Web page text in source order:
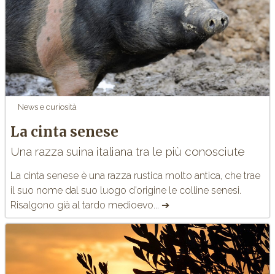
News e curiosità
La cinta senese
Una razza suina italiana tra le più conosciute
La cinta senese è una razza rustica molto antica, che trae
il suo nome dal suo luogo d’origine le colline senesi.
Risalgono già al tardo medioevo... ➔